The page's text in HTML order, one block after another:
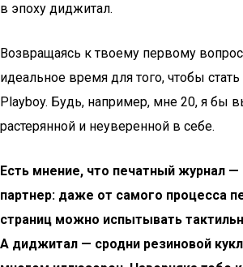
в эпоху диджитал.
Возвращаясь к твоему первому
идеальное время для того, чтобы
Playboy. Будь, например, мне 20, я бы
растерянной и неуверенной в себе.
Есть мнение, что печатный журнал
партнер: даже от самого процесса
страниц можно испытывать
А диджитал — сродни резиновой